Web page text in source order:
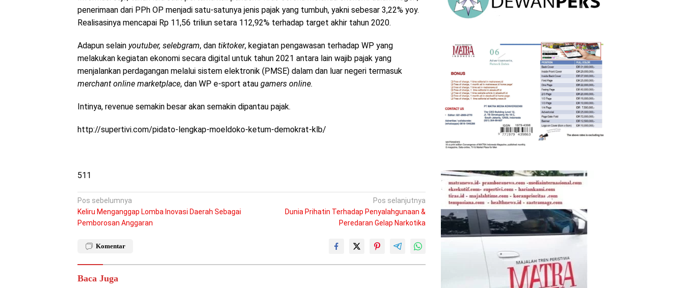
penerimaan dari PPh OP menjadi satu-satunya jenis pajak yang tumbuh, yakni sebesar 3,22% yoy.
Realisasinya mencapai Rp 11,56 triliun setara 112,92% terhadap target akhir tahun 2020.
Adapun selain youtuber, selebgram, dan tiktoker, kegiatan pengawasan terhadap WP yang
melakukan kegiatan ekonomi secara digital untuk tahun 2021 antara lain wajib pajak yang
menjalankan perdagangan melalui sistem elektronik (PMSE) dalam dan luar negeri termasuk
merchant online marketplace, dan WP e-sport atau gamers online.
Intinya, revenue semakin besar akan semakin dipantau pajak.
http://supertivi.com/pidato-lengkap-moeldoko-ketum-demokrat-klb/
511
Navigasi
pos
Pos sebelumnya
Keliru Menganggap Lomba Inovasi Daerah Sebagai
Pemborosan Anggaran
Pos selanjutnya
Dunia Prihatin Terhadap Penyalahgunaan &
Peredaran Gelap Narkotika
Komentar
Baca Juga